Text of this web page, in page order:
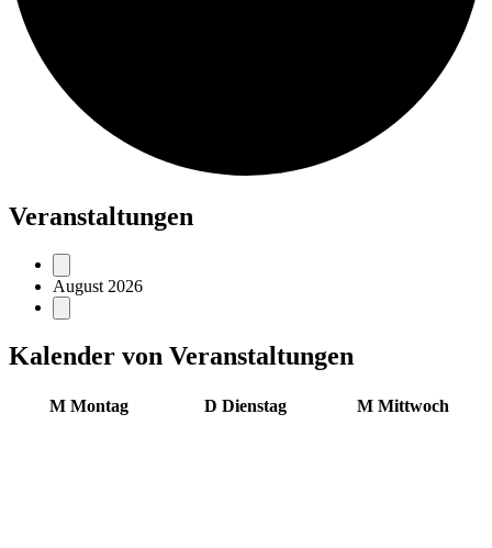
Veranstaltungen
August 2026
Kalender von Veranstaltungen
M Montag D Dienstag M Mittwoch